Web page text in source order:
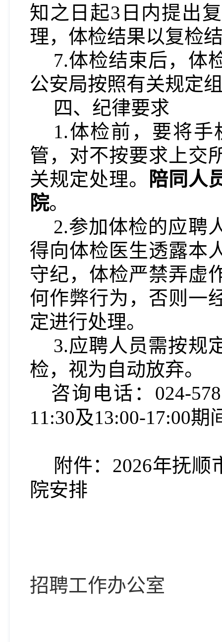
知之日起3 日内提出
理，体检结果以复检
7.体检结束后，体
公安局按照有关规定
四、纪律要求
1.体检前，要将
管，对不按要求上交
关规定处理。
陪同人
院。
2.参加体检的应聘
得向体检医生透露本
守纪，体检严禁弄虚
何作弊行为，否则一
定进行处理。
3.应聘人员需按规
检，视为自动放弃。
咨询电话： 024-
11:30及13:00-17:00
附件： 2026年抚顺
院安排
招聘工作办公室